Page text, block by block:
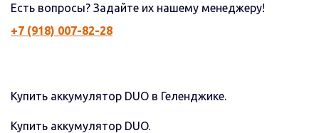
Есть вопросы? Задайте их нашему менеджеру!
+7 (918) 007-82-28
Купить аккумулятор DUO в Геленджике.
Купить аккумулятор DUO.